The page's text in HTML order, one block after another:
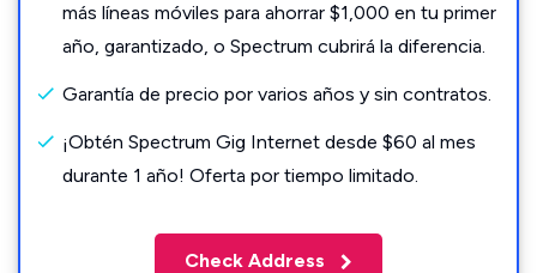
más líneas móviles para ahorrar $1,000 en tu primer
año, garantizado, o Spectrum cubrirá la diferencia.
Garantía de precio por varios años y sin contratos.
¡Obtén Spectrum Gig Internet desde $60 al mes
durante 1 año! Oferta por tiempo limitado.
Check Address